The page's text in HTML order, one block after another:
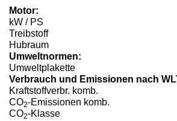
Motor:
kW / PS
Treibstoff
Hubraum
Umweltnormen:
Umweltplakette
Verbrauch und Emissionen nach
Kraftstoffverbr. komb.
CO2-Emissionen komb.
CO2-Klasse